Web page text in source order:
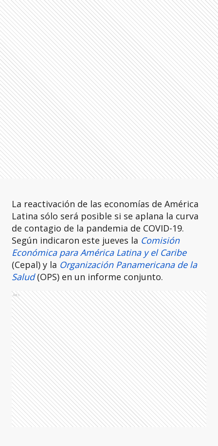
La reactivación de las economías de América
Latina sólo será posible si se aplana la curva
de contagio de la pandemia de COVID-19.
Según indicaron este jueves la Comisión
Económica para América Latina y el Caribe
(Cepal) y la Organización Panamericana de la
Salud(OPS) en un informe conjunto.
Ads